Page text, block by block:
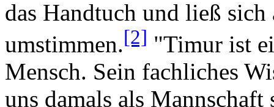
das Handtuch und ließ
umstimmen.[2] "Timur ist
Mensch. Sein fachliches
uns damals als